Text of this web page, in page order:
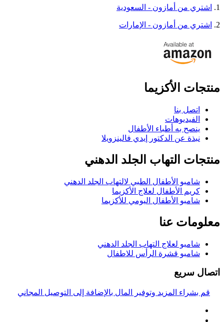
1. اشتري من أمازون - السعودية
2. اشتري من أمازون - الإمارات
منتجات الأكزيما
اتصل بنا
الفيديوهات
ينصح به أطباء الأطفال
نبذة عن الدكتور إيدي فالينزويلا
منتجات التهاب الجلد الدهني
شامبو الأطفال الطبي لالتهاب الجلد الدهني
كريم الأطفال لعلاج الأكزيما
شامبو الأطفال اليومي للأكزيما
معلومات عنا
شامبو لعلاج التهاب الجلد الدهني
شامبو قشرة الرأس للاطفال
اتصال سريع
قم بشراء المزيد وتوفير المال بالإضافة إلى التوصيل المجاني